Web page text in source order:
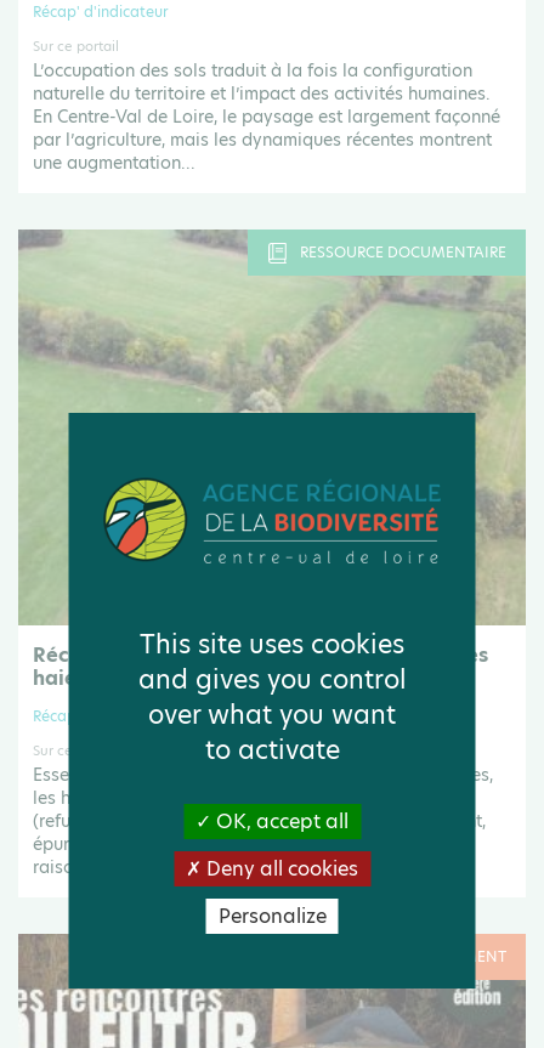
Récap' d'indicateur
Sur ce portail
L’occupation des sols traduit à la fois la configuration
naturelle du territoire et l’impact des activités humaines.
En Centre-Val de Loire, le paysage est largement façonné
par l’agriculture, mais les dynamiques récentes montrent
une augmentation...
RESSOURCE DOCUMENTAIRE
Récap' d'indicateur : évolution du linéaire des
haies
Récap' d'indicateur
Sur ce portail
Essentielles pour le cycle de vie de nombreuses espèces,
les haies rendent de nombreux services à l’agriculture
(refuge pour les auxiliaires, lutte contre le ruissellement,
épuration des eaux...). Soumises à des arrachages (en
raison de difficultés d...
ÉVÉNEMENT
This site uses cookies
and gives you control
over what you want
to activate
OK, accept all
Deny all cookies
Personalize